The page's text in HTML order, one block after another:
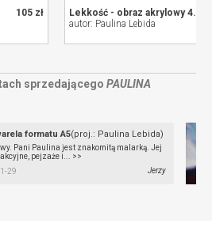
105 zł
Lekkość - obraz akrylowy 40/50 cm
autor: Paulina Lebida
sprzedającego PAULINA
formatu A5(proj.: Paulina Lebida)
Pani Paulina jest znakomitą malarką. Jej
pejzaże i... >>
29
Jerzy